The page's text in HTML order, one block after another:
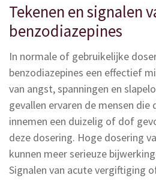
Tekenen en signalen
benzodiazepines
In normale of gebruikelijke
benzodiazepines een effectief
van angst, spanningen en
gevallen ervaren de mensen die
innemen een duizelig of dof
deze dosering. Hoge dosering
kunnen meer serieuze
Signalen van acute vergiftiging